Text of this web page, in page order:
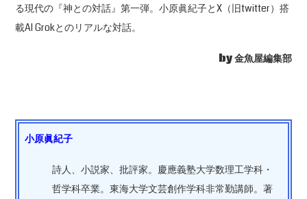
る現代の『神との対話』第一弾。小原眞紀子とX（旧twitter）搭
載AI Grokとのリアルな対話。
by 金魚屋編集部
小原眞紀子
詩人、小説家、批評家。慶應義塾大学数理工学科・
哲学科卒業。東海大学文芸創作学科非常勤講師。著